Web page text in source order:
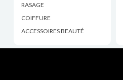
RASAGE
COIFFURE
ACCESSOIRES BEAUTÉ